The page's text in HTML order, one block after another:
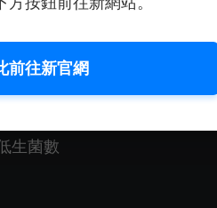
前往新官網
耕栽種
生菌數